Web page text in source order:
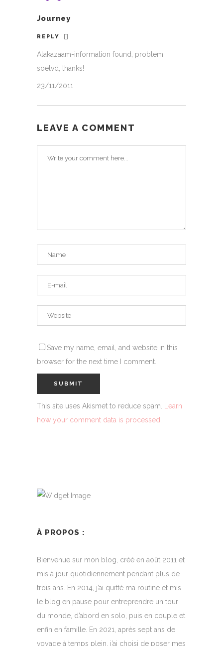
Journey
REPLY
Alakazaam-information found, problem
soelvd, thanks!
23/11/2011
LEAVE A COMMENT
Save my name, email, and website in this
browser for the next time I comment.
This site uses Akismet to reduce spam. Learn
how your comment data is processed.
À PROPOS :
Bienvenue sur mon blog, créé en août 2011 et
mis à jour quotidiennement pendant plus de
trois ans. En 2014, j’ai quitté ma routine et mis
le blog en pause pour entreprendre un tour
du monde, d’abord en solo, puis en couple et
enfin en famille. En 2021, après sept ans de
voyage à temps plein, j’ai choisi de poser mes